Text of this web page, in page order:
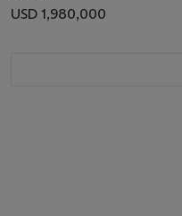
USD 1,980,000